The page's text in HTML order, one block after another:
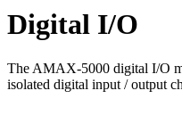
Digital I/O
The AMAX-5000 digital I/O
isolated digital input / output